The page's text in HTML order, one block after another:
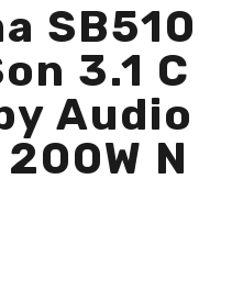
SB510
3.1 C
Audio
N